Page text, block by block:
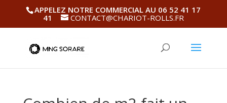
APPELEZ NOTRE COMMERCIAL AU 06 52 41 17
41
CONTACT@CHARIOT-ROLLS.FR